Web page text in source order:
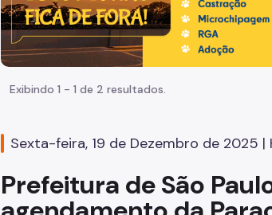
Exibindo 1 - 1 de 2 resultados.
Sexta-feira, 19 de Dezembro de 2025 |
Prefeitura de São